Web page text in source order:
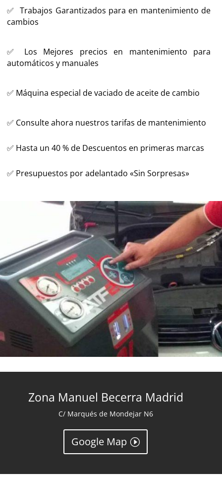
✅ Trabajos Garantizados para en mantenimiento de
cambios
✅ Los Mejores precios en mantenimiento para
automáticos y manuales
✅ Máquina especial de vaciado de aceite de cambio
✅ Consulte ahora nuestros tarifas de mantenimiento
✅ Hasta un 40 % de Descuentos en primeras marcas
✅ Presupuestos por adelantado «Sin Sorpresas»
Zona Manuel Becerra Madrid
C/ Marqués de Mondejar N6
Google Map